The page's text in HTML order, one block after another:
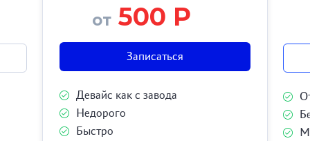
от500 Р
Записаться
Девайс как с завода
Недорого
Быстро